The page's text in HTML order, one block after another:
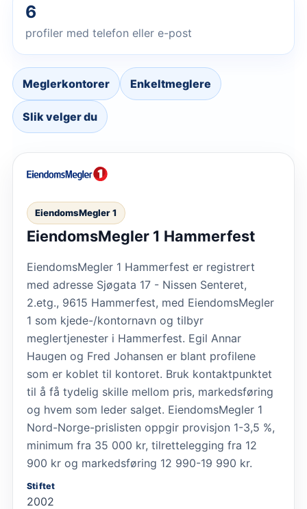
6
profiler med telefon eller e-post
Meglerkontorer Enkeltmeglere
Slik velger du
EiendomsMegler 1
EiendomsMegler 1 Hammerfest
EiendomsMegler 1 Hammerfest er registrert
med adresse Sjøgata 17 - Nissen Senteret,
2.etg., 9615 Hammerfest, med EiendomsMegler
1 som kjede-/kontornavn og tilbyr
meglertjenester i Hammerfest. Egil Annar
Haugen og Fred Johansen er blant profilene
som er koblet til kontoret. Bruk kontaktpunktet
til å få tydelig skille mellom pris, markedsføring
og hvem som leder salget. EiendomsMegler 1
Nord-Norge-prislisten oppgir provisjon 1-3,5 %,
minimum fra 35 000 kr, tilrettelegging fra 12
900 kr og markedsføring 12 990-19 990 kr.
Stiftet
2002